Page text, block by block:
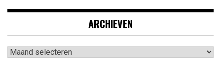
ARCHIEVEN
Archieven